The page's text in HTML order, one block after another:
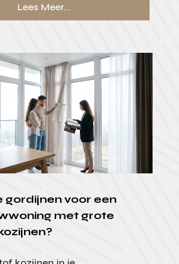
Lees Meer...
gordijnen voor een
met grote